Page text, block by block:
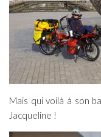
Mais qui voilà à son
Jacqueline !